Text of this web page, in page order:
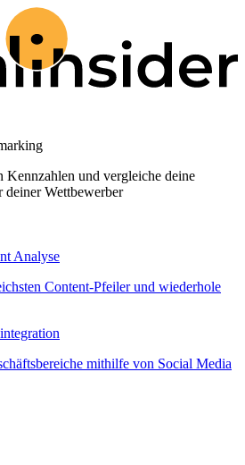
Kennzahlen und vergleiche deine
deiner Wettbewerber
Analyse
Content-Pfeiler und wiederhole
mithilfe von Social Media